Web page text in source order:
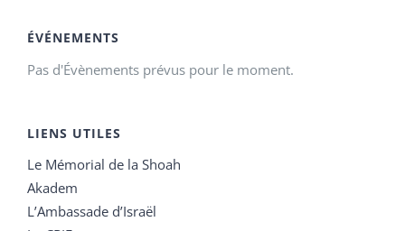
ÉVÉNEMENTS
Pas d'Évènements prévus pour le moment.
LIENS UTILES
Le Mémorial de la Shoah
Akadem
L’Ambassade d’Israël